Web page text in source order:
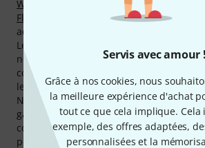
Servis avec amour !
Grâce à nos cookies, nous
la meilleure expérience d'achat
tout ce que cela implique. Cela
exemple, des offres adaptées,
personnalisées et la
WP Safe Box 5 IP65
. Le hit absolu chez
Flyht Pro WP Safe Box 8 IP65. Plus de
achetées chez nous à ce jour !
Les articles Flyht Pro font partie des plus
notre site. Au cours des derniers mois,
constructeur on été consultés plus de
le Online-Store Thomann.
Nous offrons aussi pour les produits
garantie 30 jours satisfait ou remboursé,
comme de nombreux services tels que
personnalisés, et autres services sur le